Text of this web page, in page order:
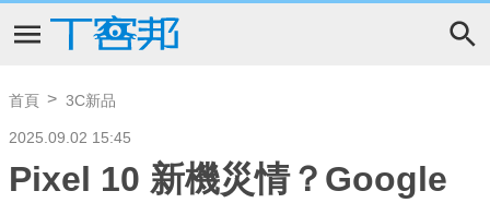
首頁 3C新品
2025.09.02 15:45
Pixel 10 新機災情？Google